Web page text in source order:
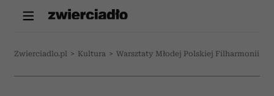
Zwierciadlo.pl > Kultura > Warsztaty Młodej Polskiej Filharmonii